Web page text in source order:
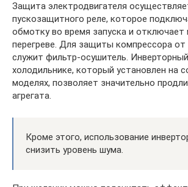
Защита электродвигателя
пускозащитного реле, которое
обмотку во время запуска и отключает
перегреве. Для защиты компрессора от
служит фильтр-осушитель.
холодильнике, который установлен на
моделях, позволяет значительно
агрегата.
Кроме этого, использование
снизить уровень шума.